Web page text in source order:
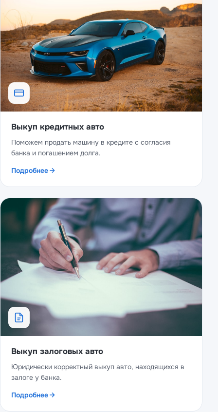
Выкуп кредитных авто
Поможем продать машину в кредите с согласия
банка и погашением долга.
Подробнее
Выкуп залоговых авто
Юридически корректный выкуп авто, находящихся в
залоге у банка.
Подробнее